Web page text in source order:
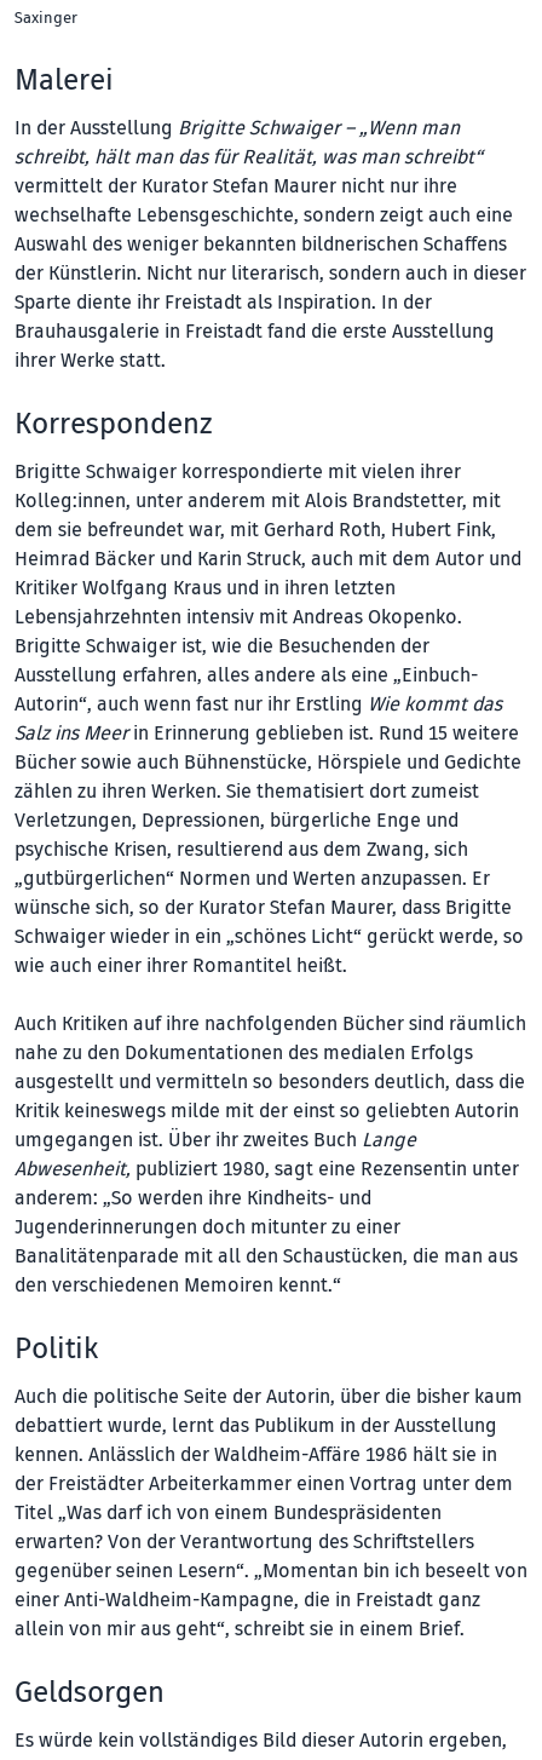
Saxinger
Malerei
In der Ausstellung Brigitte Schwaiger – „Wenn man
schreibt, hält man das für Realität, was man schreibt“
vermittelt der Kurator Stefan Maurer nicht nur ihre
wechselhafte Lebensgeschichte, sondern zeigt auch eine
Auswahl des weniger bekannten bildnerischen Schaffens
der Künst­lerin. Nicht nur literarisch, sondern auch in dieser
Sparte diente ihr Freistadt als Inspiration. In der
Brauhausgalerie in Freistadt fand die erste Ausstellung
ihrer Werke statt.
Korrespondenz
Brigitte Schwaiger korrespondierte mit vielen ihrer
Kolleg:innen, unter anderem mit Alois Brandstetter, mit
dem sie befreundet war, mit Gerhard Roth, Hubert Fink,
Heim­rad Bäcker und Karin Struck, auch mit dem Autor und
Kritiker Wolfgang Kraus und in ihren letzten
Lebensjahrzehnten intensiv mit Andreas Okopenko.
Brigitte Schwaiger ist, wie die Besuchenden der
Ausstellung erfahren, alles andere als eine „Einbuch-
Autorin“, auch wenn fast nur ihr Erstling Wie kommt das
Salz ins Meerin Erinnerung geblieben ist. Rund 15 weitere
Bücher sowie auch Bühnenstücke, Hörspiele und Gedichte
zählen zu ihren Werken. Sie thematisiert dort zumeist
Verletzungen, Depressionen, bürgerliche Enge und
psychische Krisen, resultierend aus dem Zwang, sich
„gutbürgerlichen“ Normen und Werten anzupassen. Er
wünsche sich, so der Kurator Stefan Maurer, dass Brigitte
Schwaiger wieder in ein „schönes Licht“ gerückt werde, so
wie auch einer ihrer Romantitel heißt.
Auch Kritiken auf ihre nachfolgenden Bücher sind räumlich
nahe zu den Dokumentationen des medialen Erfolgs
ausgestellt und vermitteln so besonders deutlich, dass die
Kritik keineswegs milde mit der einst so geliebten Autorin
umgegangen ist. Über ihr zweites Buch Lange
Abwesenheit, publiziert 1980, sagt eine Rezensentin unter
anderem: „So werden ihre Kindheits- und
Jugenderinnerungen doch mitunter zu einer
Banalitätenparade mit all den Schaustücken, die man aus
den verschiedenen Memoiren kennt.“
Politik
Auch die politische Seite der Autorin, über die bisher kaum
debattiert wurde, lernt das Publikum in der Ausstellung
kennen. Anlässlich der Waldheim-Affäre 1986 hält sie in
der Freistädter Arbeiterkammer einen Vortrag unter dem
Titel „Was darf ich von einem Bundespräsidenten
erwarten? Von der Verantwortung des Schriftstellers
gegenüber seinen Lesern“. „Momentan bin ich beseelt von
einer Anti-Waldheim-Kampagne, die in Freistadt ganz
allein von mir aus geht“, schreibt sie in einem Brief.
Geldsorgen
Es würde kein vollständiges Bild dieser Autorin ergeben,